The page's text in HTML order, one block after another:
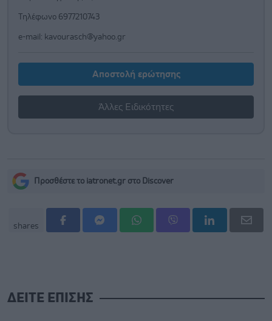
Τηλέφωνο 6977210743
e-mail: kavourasch@yahoo.gr
Αποστολή ερώτησης
Άλλες Ειδικότητες
Προσθέστε το iatronet.gr στο Discover
shares
ΔΕΙΤΕ ΕΠΙΣΗΣ